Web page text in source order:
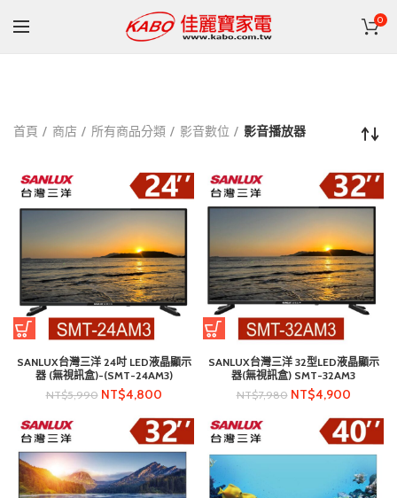
0
首頁 商店 所有商品分類 影音數位 影音播放器
SANLUX台灣三洋 24吋 LED液晶顯示
器 (無視訊盒)-(SMT-24AM3)
NT$5,990 NT$4,800
SANLUX台灣三洋 32型LED液晶顯示
器(無視訊盒) SMT-32AM3
NT$7,980 NT$4,900